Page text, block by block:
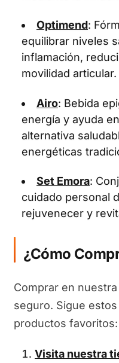
Optimend:
equilibrar niveles
inflamación,
movilidad articular.
Airo: Bebida
energía y ayuda
alternativa
energéticas
Set Emora:
cuidado personal
rejuvenecer y
¿Cómo
Comprar en
seguro. Sigue
productos favoritos:
Visita nuestra